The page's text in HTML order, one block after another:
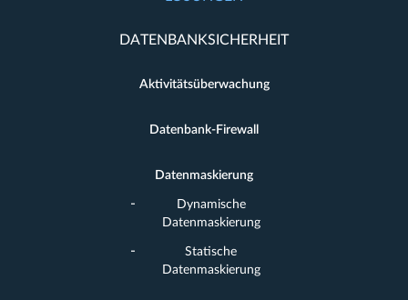
DATENBANKSICHERHEIT
Aktivitätsüberwachung
Datenbank-Firewall
Datenmaskierung
Dynamische
Datenmaskierung
Statische
Datenmaskierung